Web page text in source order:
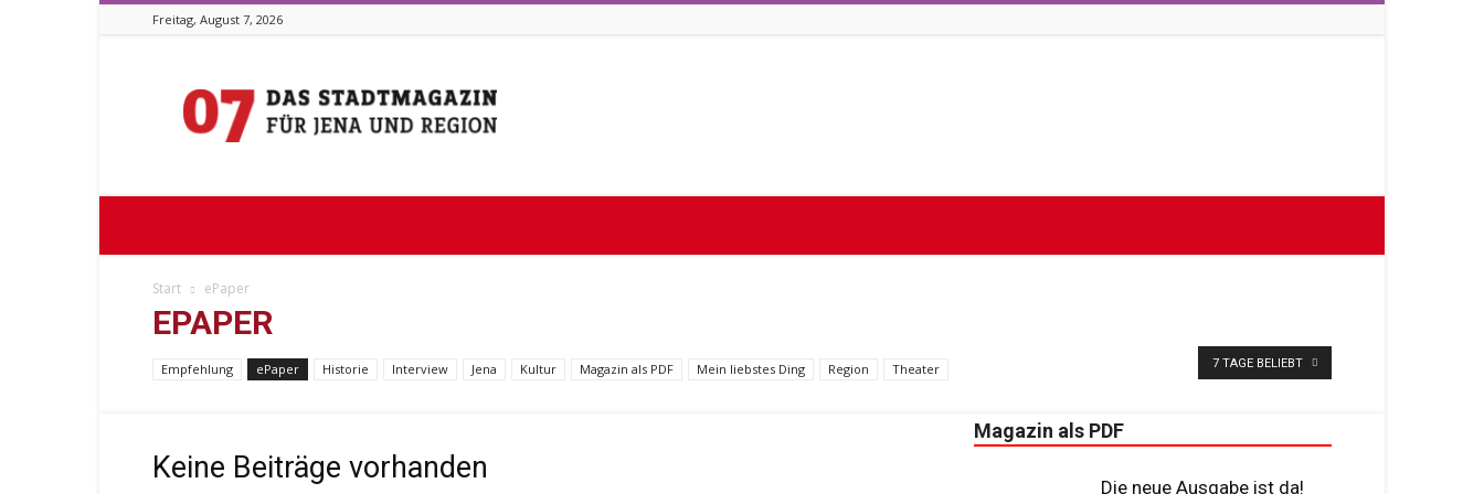
Freitag, August 7, 2026
07
Start ePaper
EPAPER
Empfehlung ePaper Historie Interview Jena Kultur Magazin als PDF Mein liebstes Ding Region Theater 7 TAGE BELIEBT
Keine Beiträge vorhanden
Magazin als PDF
Die neue Ausgabe ist da!